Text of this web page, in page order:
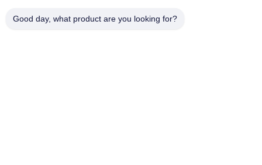
Good day, what product are you looking for?